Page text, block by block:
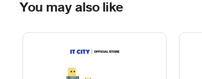
You may also like